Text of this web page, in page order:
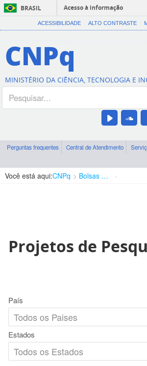
BRASIL
Acesso à informação
ACESSIBILIDADE ALTO CONTRASTE
CNPq
MINISTÉRIO DA CIÊNCIA, TECNOLOGIA E
Perguntas frequentes Central de Atendimento
Você está aqui:CNPq Bolsas e Auxílios Vigentes
Projetos de
País
Estados